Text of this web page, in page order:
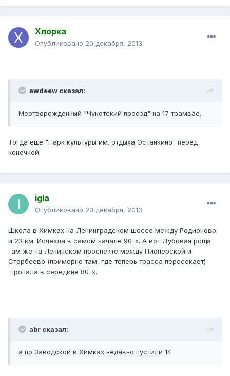
Хлорка
Опубликовано 20 декабря, 2013
awdeew сказал:
Мертворожденный "Чукотский проезд" на 17 трамвае.
Тогда ещё "Парк культуры им. отдыха Останкино" перед
конечной
igla
Опубликовано 20 декабря, 2013
Школа в Химках на Ленинградском шоссе между Родионово
и 23 км. Исчезла в самом начале 90-х. А вот Дубовая роща
там же на Ленинском проспекте между Пионерской и
Старбеево (примерно там, где теперь трасса пересекает)
пропала в середине 80-х.
abr сказал:
а по Заводской в Химках недавно пустили 14